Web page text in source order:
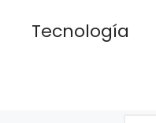
Tecnología